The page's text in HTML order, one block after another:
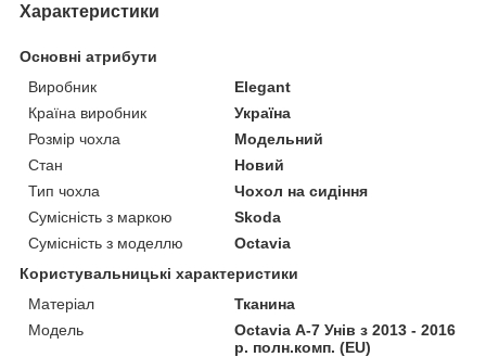
Характеристики
Основні атрибути
Виробник
Elegant
Країна виробник
Україна
Розмір чохла
Модельний
Стан
Новий
Тип чохла
Чохол на сидіння
Сумісність з маркою
Skoda
Сумісність з моделлю
Octavia
Користувальницькі характеристики
Матеріал
Тканина
Модель
Octavia А-7 Унів з 2013 - 2016
р. полн.комп. (EU)